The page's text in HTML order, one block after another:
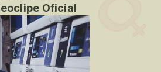
Oficial